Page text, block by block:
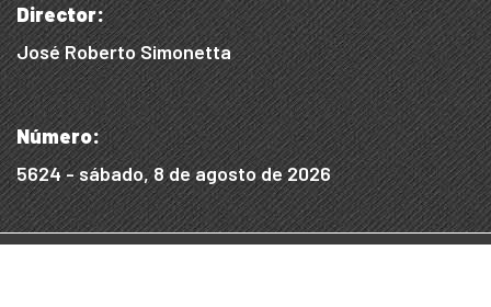
Director:
José Roberto Simonetta
Número:
5624 - sábado, 8 de agosto de 2026